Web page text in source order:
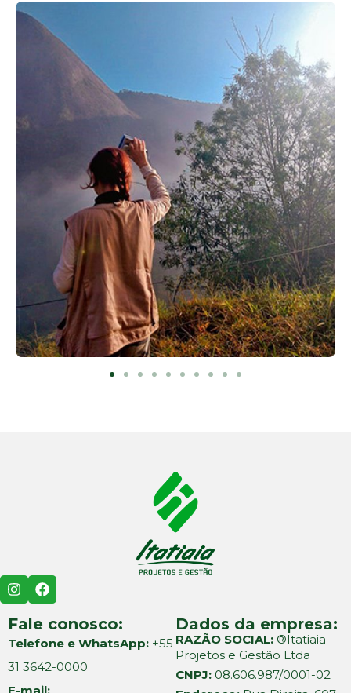
Fale conosco:
Telefone e WhatsApp: +55
31 3642-0000
Dados da empresa:
RAZÃO SOCIAL: ®Itatiaia
Projetos e Gestão Ltda
CNPJ: 08.606.987/0001-02